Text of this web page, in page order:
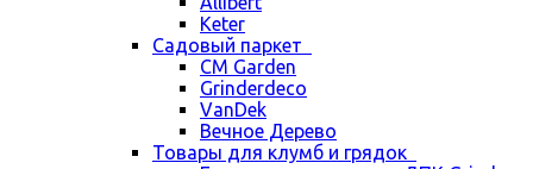
Keter
Садовый паркет
CM Garden
Grinderdeco
VanDek
Вечное Дерево
Товары для клумб и грядок